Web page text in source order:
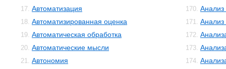
17. Автоматизация
18. Автоматизированная оценка
19. Автоматическая обработка
20. Автоматические мысли
21. Автономия
170. Анализ
171. Анализ
172.
173.
174.